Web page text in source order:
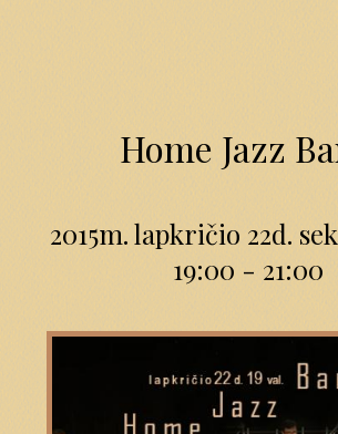
Home Jazz
2015m. lapkričio 22d.
19:00 - 21:00